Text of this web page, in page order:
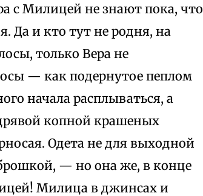
с Милицей не знают пока, что
Да и кто тут не родня, на
только Вера не
— как подернутое пеплом
начала расплываться, а
копной крашеных
Одета не для выходной
— но она же, в конце
Милица в джинсах и